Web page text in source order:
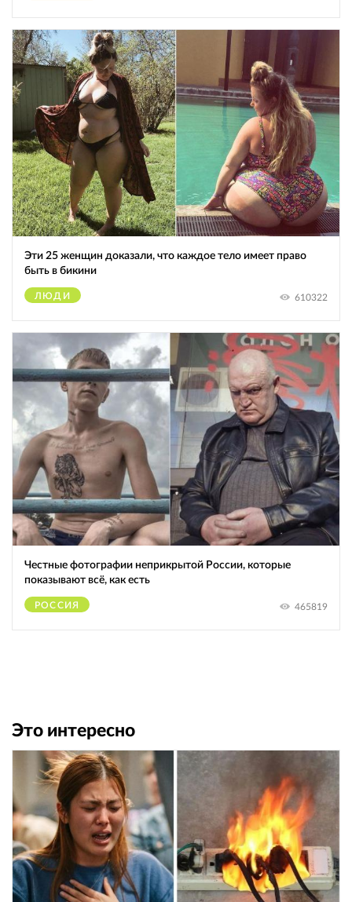
Эти 25 женщин доказали, что каждое тело имеет право
быть в бикини
ЛЮДИ 610322
Честные фотографии неприкрытой России, которые
показывают всё, как есть
РОССИЯ 465819
Это интересно